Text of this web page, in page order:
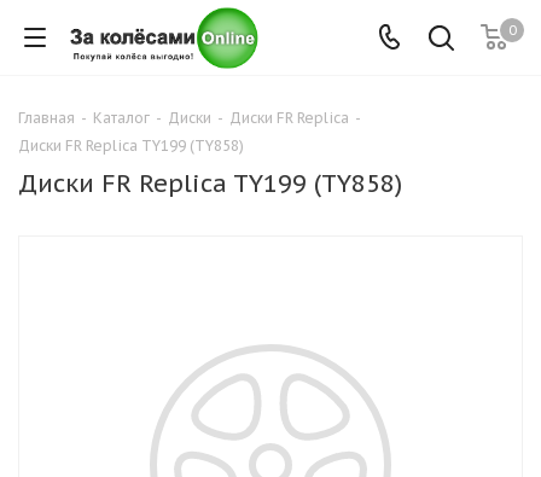
0
Главная - Каталог - Диски - Диски FR Replica -
Диски FR Replica TY199 (TY858)
Диски FR Replica TY199 (TY858)